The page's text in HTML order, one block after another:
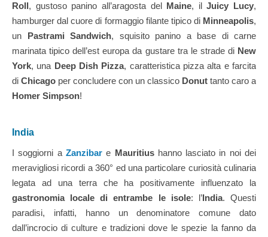
Roll, gustoso panino all’aragosta del Maine, ilJuicy Lucy,
hamburger dal cuore di formaggio filante tipico di Minneapolis,
un Pastrami Sandwich, squisito panino a base di carne
marinata tipico dell’est europa da gustare tra le strade di New
York, una Deep Dish Pizza, caratteristica pizza alta e farcita
di Chicago per concludere con un classico Donut tanto caro a
Homer Simpson!
India
I soggiorni a Zanzibare Mauritiushanno lasciato in noi dei
meravigliosi ricordi a 360° ed una particolare curiosità culinaria
legata ad una terra che ha positivamente influenzato la
gastronomia locale di entrambe le isole: l’India. Questi
paradisi, infatti, hanno un denominatore comune dato
dall’incrocio di culture e tradizioni dove le spezie la fanno da